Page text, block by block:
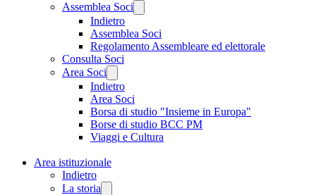
Assemblea Soci
Indietro
Assemblea Soci
Regolamento Assembleare ed elettorale
Consulta Soci
Area Soci
Indietro
Area Soci
Borsa di studio "Insieme in Europa"
Borse di studio BCC PM
Viaggi e Cultura
Area istituzionale
Indietro
La storia